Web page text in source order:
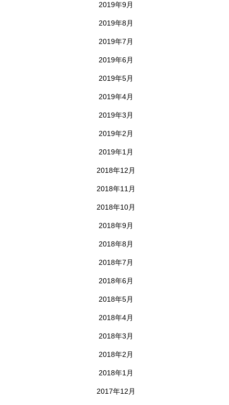
2019年9月
2019年8月
2019年7月
2019年6月
2019年5月
2019年4月
2019年3月
2019年2月
2019年1月
2018年12月
2018年11月
2018年10月
2018年9月
2018年8月
2018年7月
2018年6月
2018年5月
2018年4月
2018年3月
2018年2月
2018年1月
2017年12月